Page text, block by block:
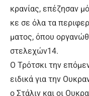
κρα­νί­ας, ε­πέ­ζη­σαν
κε σε ό­λα τα
μα­τος, ό­που
στε­λε­χών14.
Ο Τρό­τσκι την
ει­δι­κά για την
ο Στά­λιν και οι